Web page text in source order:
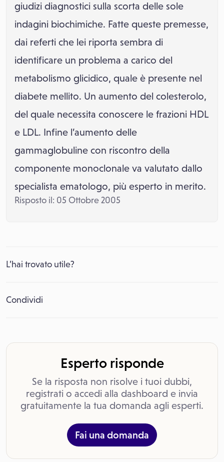
giudizi diagnostici sulla scorta delle sole
indagini biochimiche. Fatte queste premesse,
dai referti che lei riporta sembra di
identificare un problema a carico del
metabolismo glicidico, quale è presente nel
diabete mellito. Un aumento del colesterolo,
del quale necessita conoscere le frazioni HDL
e LDL. Infine l’aumento delle
gammaglobuline con riscontro della
componente monoclonale va valutato dallo
specialista ematologo, più esperto in merito.
Risposto il: 05 Ottobre 2005
L’hai trovato utile?
Condividi
Esperto risponde
Se la risposta non risolve i tuoi dubbi,
registrati o accedi alla dashboard e invia
gratuitamente la tua domanda agli esperti.
Fai una domanda